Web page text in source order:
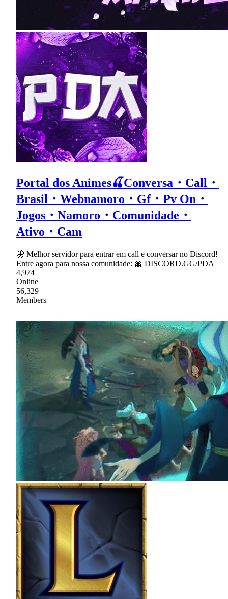
Portal dos Animes🍒Conversa・Call・
Brasil・Webnamoro・Gf・Pv On・
Jogos・Namoro・Comunidade・
Ativo・Cam
🦋 Melhor servidor para entrar em call e conversar no Discord!
Entre agora para nossa comunidade: 🎀 DISCORD.GG/PDA
4,974
Online
56,329
Members